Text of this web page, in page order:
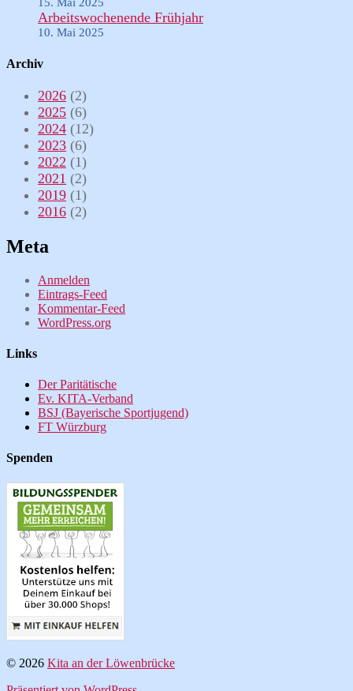
15. Mai 2025
Arbeitswochenende Frühjahr
10. Mai 2025
Archiv
2026 (2)
2025 (6)
2024 (12)
2023 (6)
2022 (1)
2021 (2)
2019 (1)
2016 (2)
Meta
Anmelden
Eintrags-Feed
Kommentar-Feed
WordPress.org
Links
Der Paritätische
Ev. KITA-Verband
BSJ (Bayerische Sportjugend)
FT Würzburg
Spenden
© 2026 Kita an der Löwenbrücke